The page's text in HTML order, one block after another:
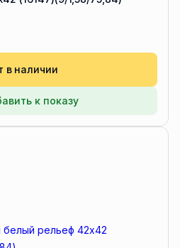
в наличии
к показу